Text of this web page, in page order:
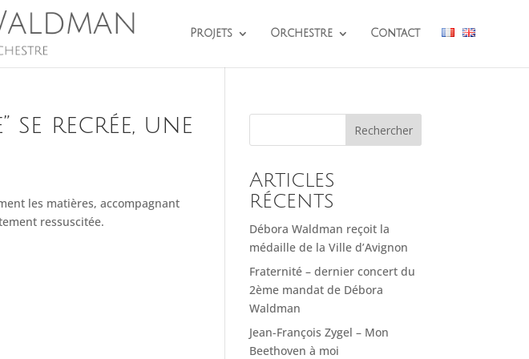
Projets Orchestre Contact
se recrée, une
les matières, accompagnant
ressuscitée.
Rechercher
Articles
récents
Débora Waldman reçoit la
médaille de la Ville d’Avignon
Fraternité – dernier concert du
2ème mandat de Débora
Waldman
Jean-François Zygel – Mon
Beethoven à moi